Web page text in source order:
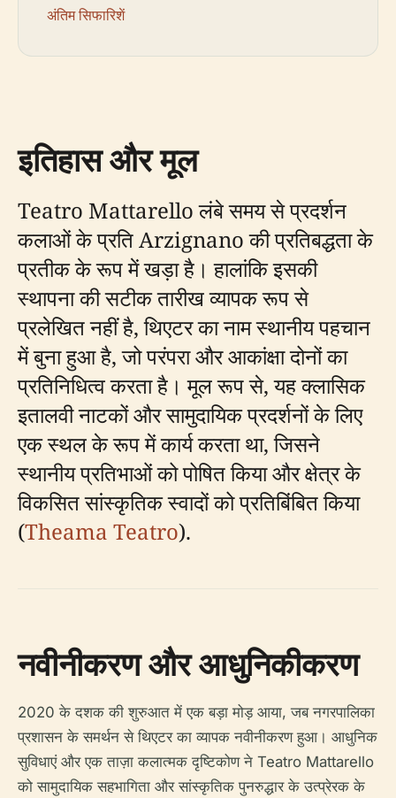
अंतिम सिफारिशें
इतिहास और मूल
Teatro Mattarello लंबे समय से प्रदर्शन
कलाओं के प्रति Arzignano की प्रतिबद्धता के
प्रतीक के रूप में खड़ा है। हालांकि इसकी
स्थापना की सटीक तारीख व्यापक रूप से
प्रलेखित नहीं है, थिएटर का नाम स्थानीय पहचान
में बुना हुआ है, जो परंपरा और आकांक्षा दोनों का
प्रतिनिधित्व करता है। मूल रूप से, यह क्लासिक
इतालवी नाटकों और सामुदायिक प्रदर्शनों के लिए
एक स्थल के रूप में कार्य करता था, जिसने
स्थानीय प्रतिभाओं को पोषित किया और क्षेत्र के
विकसित सांस्कृतिक स्वादों को प्रतिबिंबित किया
(Theama Teatro).
नवीनीकरण और आधुनिकीकरण
2020 के दशक की शुरुआत में एक बड़ा मोड़ आया, जब नगरपालिका
प्रशासन के समर्थन से थिएटर का व्यापक नवीनीकरण हुआ। आधुनिक
सुविधाएं और एक ताज़ा कलात्मक दृष्टिकोण ने Teatro Mattarello
को सामुदायिक सहभागिता और सांस्कृतिक पुनरुद्धार के उत्प्रेरक के